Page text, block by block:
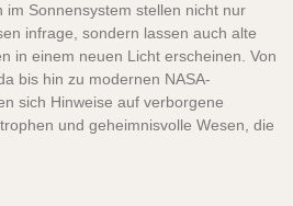
im Sonnensystem stellen nicht nur
infrage, sondern lassen auch alte
in einem neuen Licht erscheinen. Von
bis hin zu modernen NASA-
sich Hinweise auf verborgene
und geheimnisvolle Wesen, die